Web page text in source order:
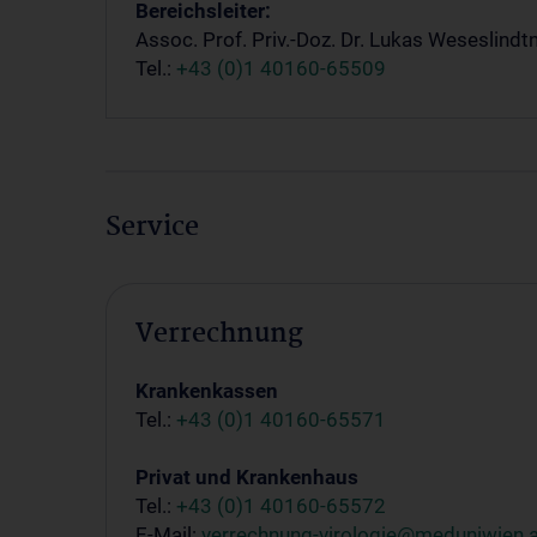
Bereichsleiter:
Assoc. Prof. Priv.-Doz. Dr. Lukas
Tel.: +43 (0)1 40160-65509
Service
Verrechnung
Krankenkassen
Tel.: +43 (0)1 40160-65571
Privat und Krankenhaus
Tel.: +43 (0)1 40160-65572